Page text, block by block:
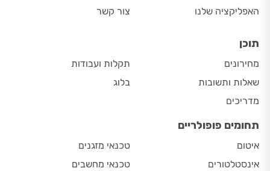
האפליקציה שלנו
צור קשר
תוכן
מחירונים
שאלות ותשובות
מדריכים
תקלות ועבודות
בלוג
תחומים פופולריים
איטום
אינסטלטורים
טכנאי מזגנים
טכנאי מחשבים